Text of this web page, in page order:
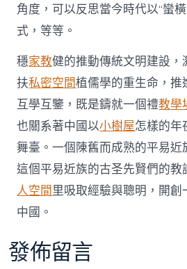
角度，可以反思當今時代以“蠻
式，等等。
穩家教健的推動傳統文明建設，
扶私密空間植儒學的重生命，
互學互鑒，既是鑄就一個禮教學
也關系著中國以小樹屋怎樣的年
舞臺。一個陳舊而成熟的平易近
這個平易近族的古圣先賢們的教
人空間里吸取經驗與聰明，開
中國。
發佈留言